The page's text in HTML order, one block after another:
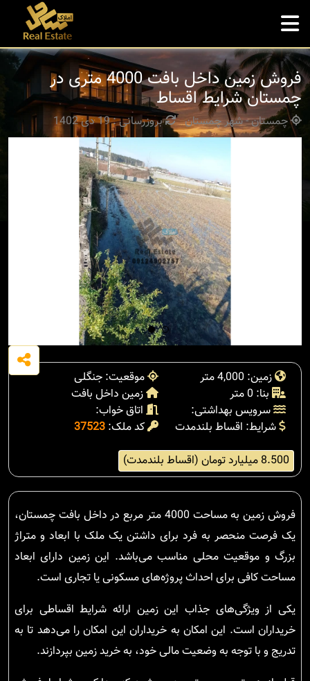
فروش زمین داخل بافت 4000 متری در
چمستان شرایط اقساط
چمستان - شهر چمستان بروزرسانی : 19 دی 1402
زمین: 4,000 متر
موقعیت: جنگلی
بنا: 0 متر
زمین داخل بافت
سرویس بهداشتی:
اتاق خواب:
شرایط: اقساط بلندمدت
کد ملک: 37523
8.500 میلیارد تومان (اقساط بلندمدت)
فروش زمین به مساحت 4000 متر مربع در داخل بافت چمستان،
یک فرصت منحصر به فرد برای داشتن یک ملک با ابعاد و متراژ
بزرگ و موقعیت محلی مناسب می‌باشد. این زمین دارای ابعاد
مساحت کافی برای احداث پروژه‌های مسکونی یا تجاری است.
یکی از ویژگی‌های جذاب این زمین ارائه شرایط اقساطی برای
خریداران است. این امکان به خریداران این امکان را می‌دهد تا به
تدریج و با توجه به وضعیت مالی خود، به خرید زمین بپردازند.